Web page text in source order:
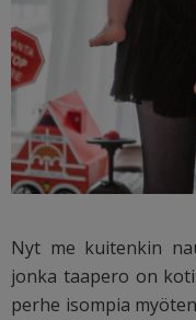
Nyt me kuitenkin
jonka taapero on
perhe isompia